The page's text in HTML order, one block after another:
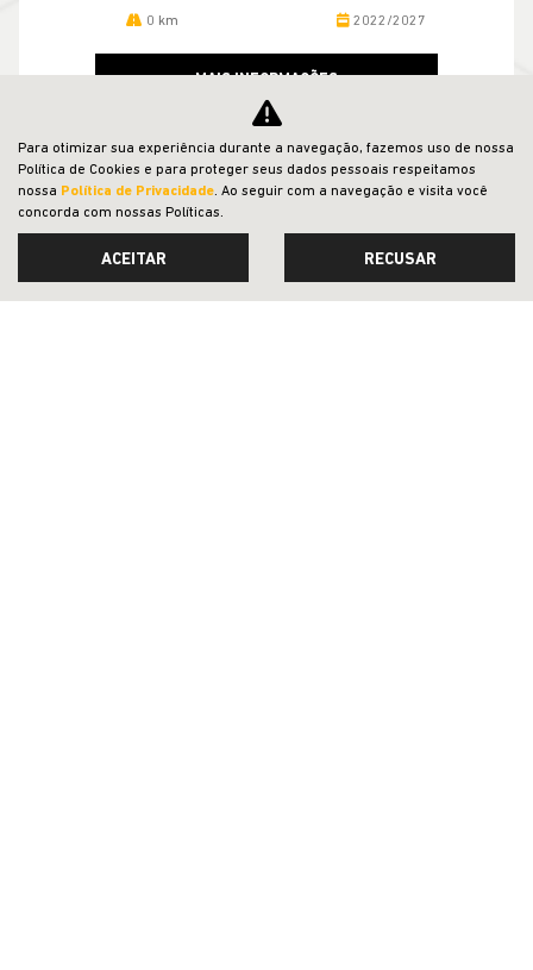
0 km 2022/2027
VER TODOS OS VEÍCULOS RELACIONADOS
Para otimizar sua experiência durante a navegação, fazemos uso de nossa
Política de Cookies e para proteger seus dados pessoais respeitamos
nossa Política de Privacidade. Ao seguir com a navegação e visita você
concorda com nossas Políticas.
ACEITAR RECUSAR